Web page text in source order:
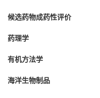
候选药物成药性评价
药理学
有机方法学
海洋生物制品